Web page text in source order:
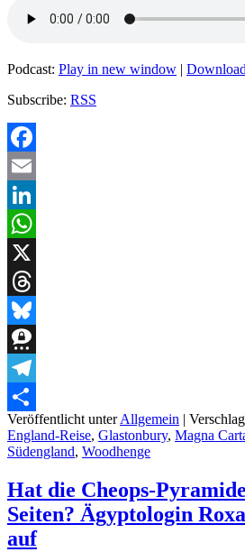
Podcast: Play in new window
Subscribe: RSS
Facebook
Email
LinkedIn
WhatsApp
X
Threads
Bluesky
Threema
Telegram
Teilen
Veröffentlicht unterAllgemein
England-Reise, Glastonbury, Magna
Südengland, Woodhenge
Hat die Cheops-
Seiten? Ägyptologin
auf